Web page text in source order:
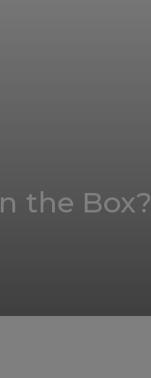
the Box?